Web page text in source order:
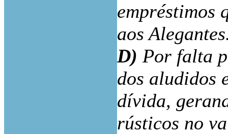
empréstimos
aos
D) Por falta
dos aludidos
dívida,
rústicos no